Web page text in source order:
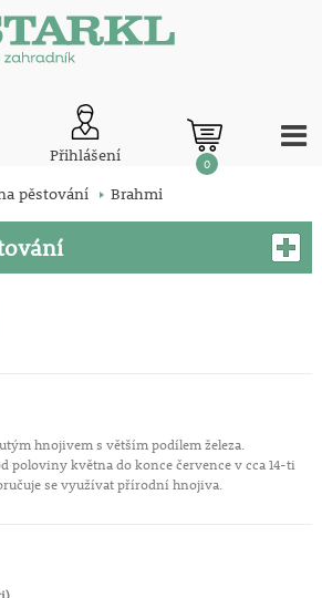
Přihlášení 0
pěstování Brahmi
hnojivem s větším podílem železa.
poloviny května do konce července v cca 14-ti
se využívat přírodní hnojiva.